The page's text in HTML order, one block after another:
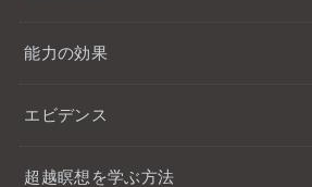
能力の効果
エビデンス
超越瞑想を学ぶ方法